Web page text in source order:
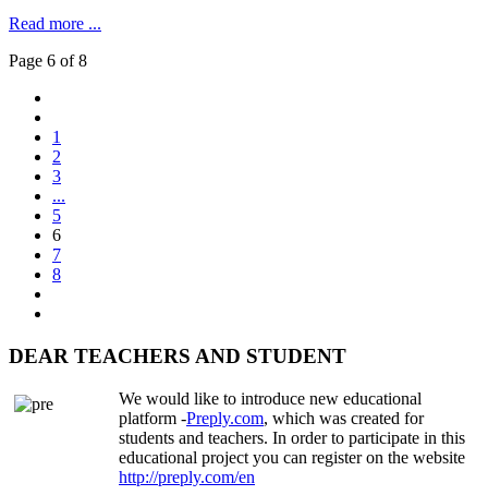
Read more ...
Page 6 of 8
1
2
3
...
5
6
7
8
DEAR TEACHERS AND STUDENT
We would like to introduce new educational
platform -Preply.com, which was created for
students and teachers. In order to participate in this
educational project you can register on the website
http://preply.com/en